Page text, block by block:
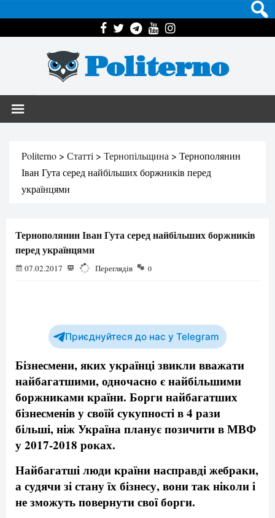
Politerno
Politerno > Статті > Тернопільщина > Тернополянин
Іван Гута серед найбільших боржників перед
українцями
Тернополянин Іван Гута серед найбільших боржників
перед українцями
07.02.2017 3764 Переглядів 0
Приєднуйтеся до нас у Telegram
Бізнесмени, яких українці звикли вважати
найбагатшими, одночасно є найбільшими
боржниками країни. Борги найбагатших
бізнесменів у своїй сукупності в 4 рази
більші, ніж Україна планує позичити в МВФ
у 2017-2018 роках.
Найбагатші люди країни насправді жебраки,
а судячи зі стану їх бізнесу, вони так ніколи і
не зможуть повернути свої борги.